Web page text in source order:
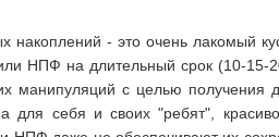
- это очень лакомый
НПФ на длительный срок (10-15-
манипуляций с целью получения
для себя и своих "ребят",